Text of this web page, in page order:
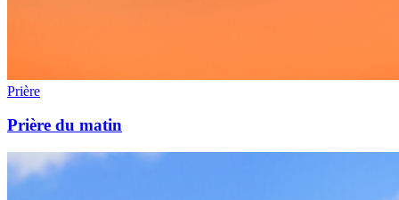
Prière
Prière du matin